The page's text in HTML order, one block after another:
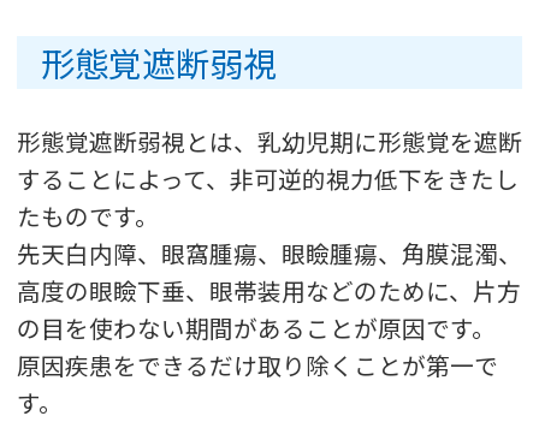
形態覚遮断弱視
形態覚遮断弱視とは、乳幼児期に形態覚を遮断
することによって、非可逆的視力低下をきたし
たものです。
先天白内障、眼窩腫瘍、眼瞼腫瘍、角膜混濁、
高度の眼瞼下垂、眼帯装用などのために、片方
の目を使わない期間があることが原因です。
原因疾患をできるだけ取り除くことが第一で
す。